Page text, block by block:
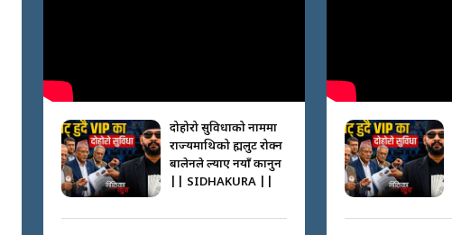
दोहोरो सुविधाको नाममा
राज्यमाथिको ब्रह्मलुट रोक्न
बालेनले ल्याए नयाँ कानुन
|| SIDHAKURA ||